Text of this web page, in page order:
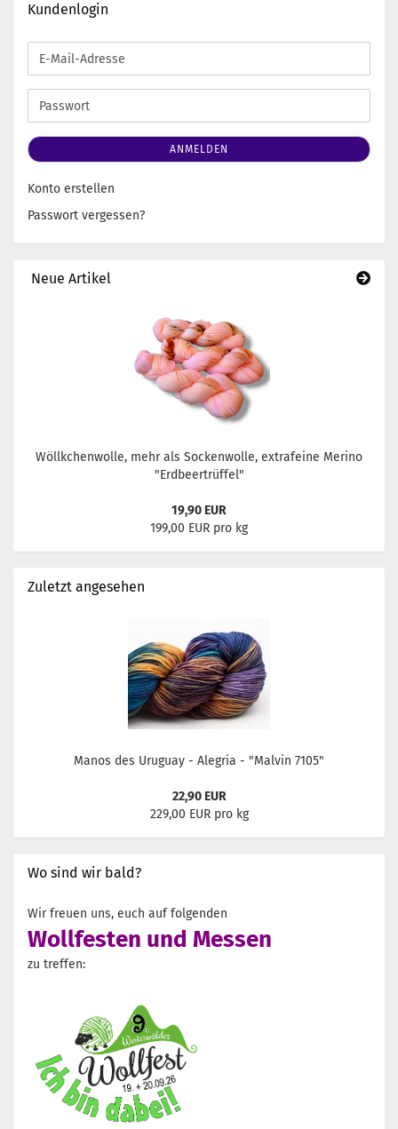
Kundenlogin
E-
Mail-
Adresse
Passwort
ANMELDEN
Konto erstellen
Passwort vergessen?
Neue Artikel
Wöllkchenwolle, mehr als Sockenwolle, extrafeine Merino
"Erdbeertrüffel"
19,90 EUR
199,00 EUR pro kg
Zuletzt angesehen
Manos des Uruguay - Alegria - "Malvin 7105"
22,90 EUR
229,00 EUR pro kg
Wo sind wir bald?
Wir freuen uns, euch auf folgenden
Wollfesten und Messen
zu treffen: